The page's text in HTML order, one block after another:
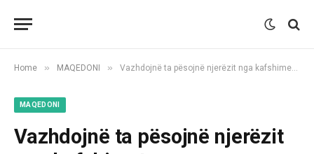
Home » MAQEDONI » Vazhdojnë ta pësojnë njerëzit nga kafshimet e qenve endacak në Tetovë
MAQEDONI
Vazhdojnë ta pësojnë njerëzit